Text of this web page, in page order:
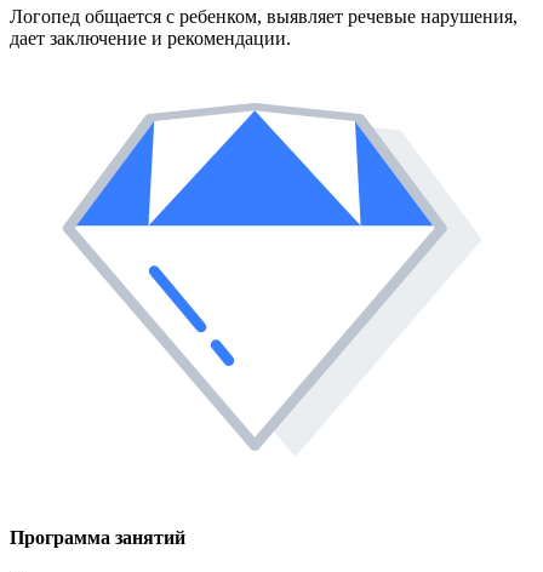
Логопед общается с ребенком, выявляет речевые нарушения,
дает заключение и рекомендации.
Программа занятий